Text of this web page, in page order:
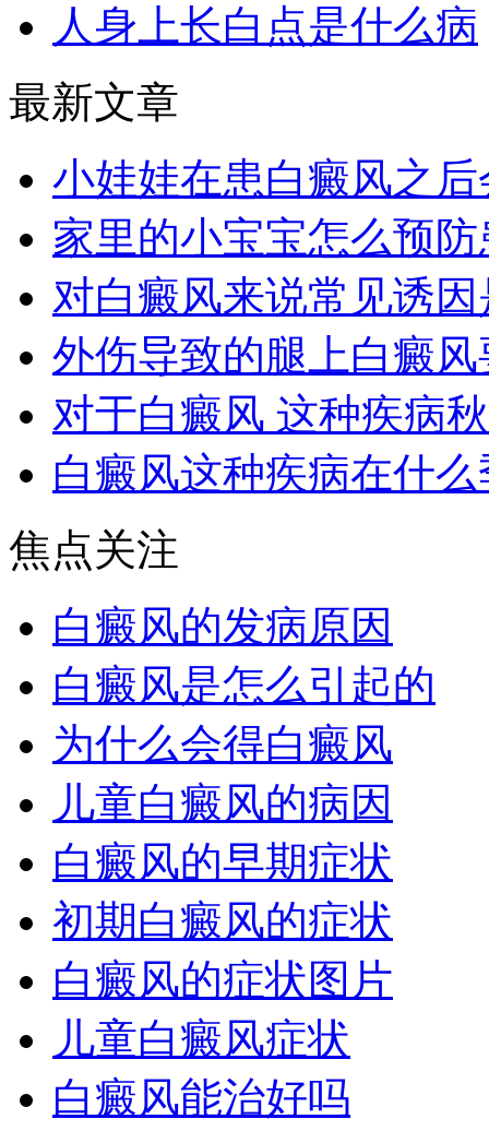
人身上长白点是什么病
最新文章
小娃娃在患白癜风之
家里的小宝宝怎么预
对白癜风来说常见诱
外伤导致的腿上白癜
对于白癜风 这种疾病
白癜风这种疾病在什
焦点关注
白癜风的发病原因
白癜风是怎么引起的
为什么会得白癜风
儿童白癜风的病因
白癜风的早期症状
初期白癜风的症状
白癜风的症状图片
儿童白癜风症状
白癜风能治好吗